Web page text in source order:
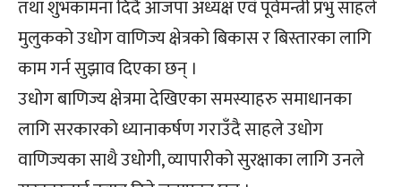
तथा शुभकामना दिदै आजपा अध्यक्ष एवं पूर्वमन्त्री प्रभु साहले
मुलुकको उधोग वाणिज्य क्षेत्रको बिकास र बिस्तारका लागि
काम गर्न सुझाव दिएका छन् ।
उधोग बाणिज्य क्षेत्रमा देखिएका समस्याहरु समाधानका
लागि सरकारको ध्यानाकर्षण गराउँदै साहले उधोग
वाणिज्यका साथै उधोगी, व्यापारीको सुरक्षाका लागि उनले